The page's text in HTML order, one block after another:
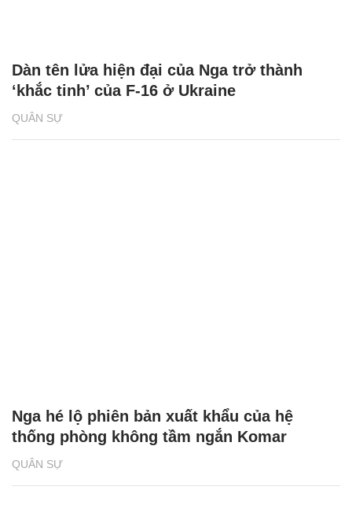
QUÂN SỰ
Dàn tên lửa hiện đại của Nga trở thành
‘khắc tinh’ của F-16 ở Ukraine
QUÂN SỰ
Nga hé lộ phiên bản xuất khẩu của hệ
thống phòng không tầm ngắn Komar